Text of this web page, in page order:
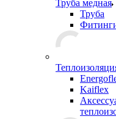
Труба медная
Труба
Kaiflex